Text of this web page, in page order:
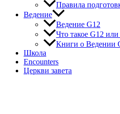
Правила
Ведение
Ведение G12
Что такое G12
Книги о Ведении
Школа
Encounters
Церкви завета